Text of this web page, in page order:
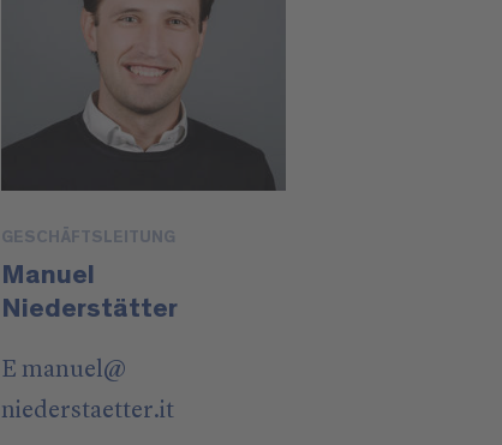
GESCHÄFTSLEITUNG
Manuel
Niederstätter
E manuel@
niederstaetter.it